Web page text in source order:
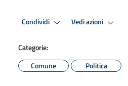
Condividi Vedi azioni
Categorie:
Comune
Politica